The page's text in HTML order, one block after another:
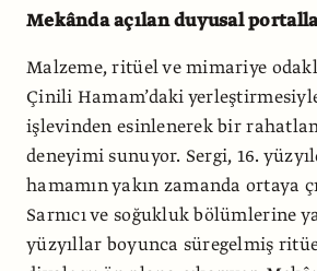
Mekânda açılan duyusal
Malzeme, ritüel ve mimariye
Çinili Hamam’daki
işlevinden esinlenerek bir
deneyimi sunuyor. Sergi, 16.
hamamın yakın zamanda ortaya
Sarnıcı ve soğukluk bölümlerine
yüzyıllar boyunca süregelmiş